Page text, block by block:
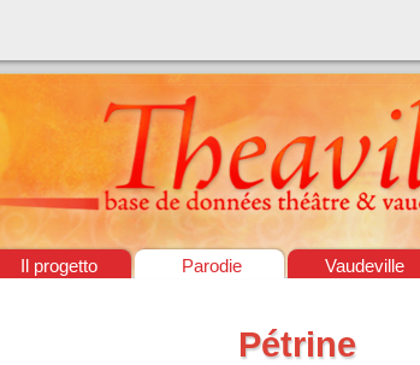
Il progetto Parodie Vaudeville
Pétrine